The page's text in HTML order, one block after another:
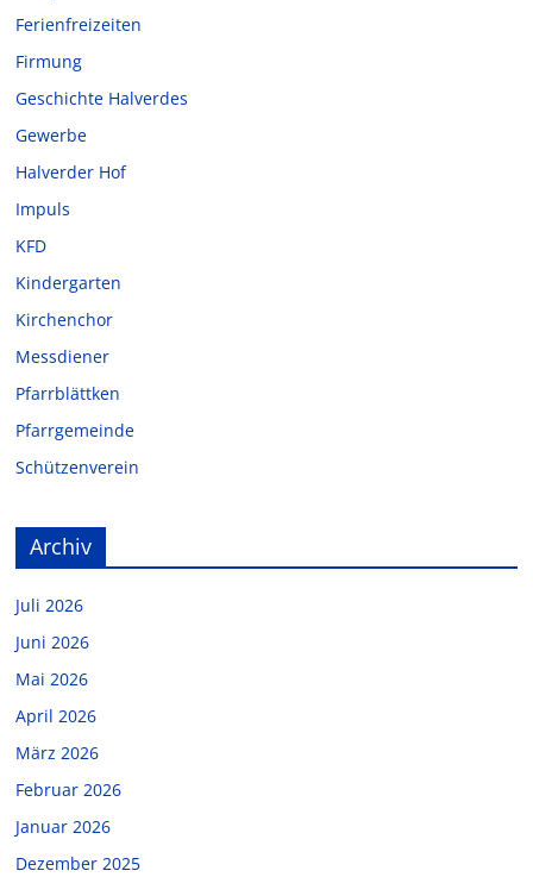
Ferienfreizeiten
Firmung
Geschichte Halverdes
Gewerbe
Halverder Hof
Impuls
KFD
Kindergarten
Kirchenchor
Messdiener
Pfarrblättken
Pfarrgemeinde
Schützenverein
Archiv
Juli 2026
Juni 2026
Mai 2026
April 2026
März 2026
Februar 2026
Januar 2026
Dezember 2025